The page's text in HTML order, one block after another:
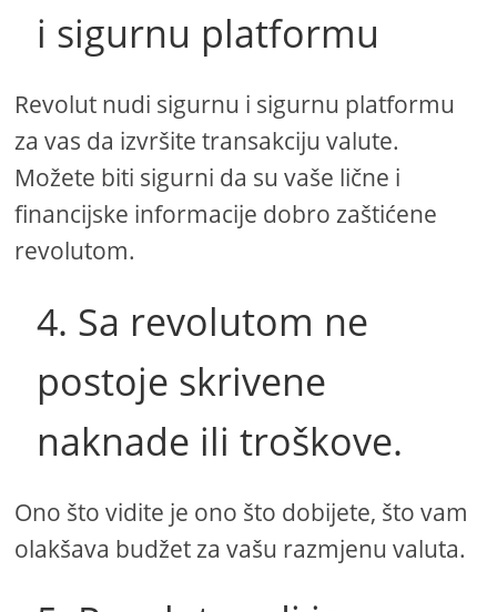
i sigurnu platformu
Revolut nudi sigurnu i sigurnu platformu
za vas da izvršite transakciju valute.
Možete biti sigurni da su vaše lične i
financijske informacije dobro zaštićene
revolutom.
4. Sa revolutom ne
postoje skrivene
naknade ili troškove.
Ono što vidite je ono što dobijete, što vam
olakšava budžet za vašu razmjenu valuta.